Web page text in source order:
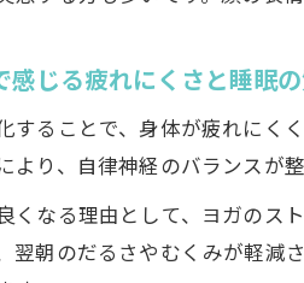
感じる疲れにくさと睡眠
することで、身体が疲れにく
より、自律神経のバランスが
くなる理由として、ヨガのス
翌朝のだるさやむくみが軽減